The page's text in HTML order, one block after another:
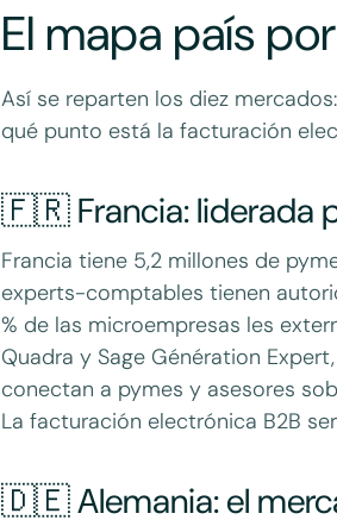
El mapa país
Así se reparten los diez
qué punto está la facturación
🇫🇷 Francia: liderada
Francia tiene 5,2 millones de
experts-comptables tienen
% de las microempresas les
Quadra y Sage Génération
conectan a pymes y asesores
La facturación electrónica B2B
🇩🇪 Alemania: el